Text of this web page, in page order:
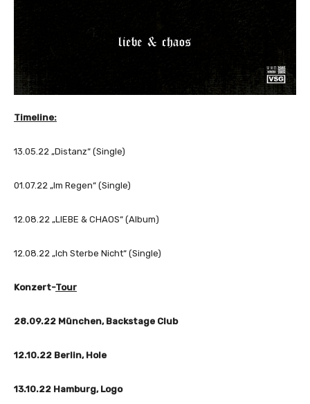
Timeline:
13.05.22 „Distanz“ (Single)
01.07.22 „Im Regen“ (Single)
12.08.22 „LIEBE & CHAOS“ (Album)
12.08.22 „Ich Sterbe Nicht“ (Single)
Konzert-Tour
28.09.22 München, Backstage Club
12.10.22 Berlin, Hole
13.10.22 Hamburg, Logo